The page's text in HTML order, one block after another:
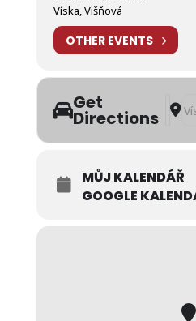
Víska, Višňová
OTHER EVENTS
Get
Directions
MŮJ KALENDÁŘ
GOOGLE